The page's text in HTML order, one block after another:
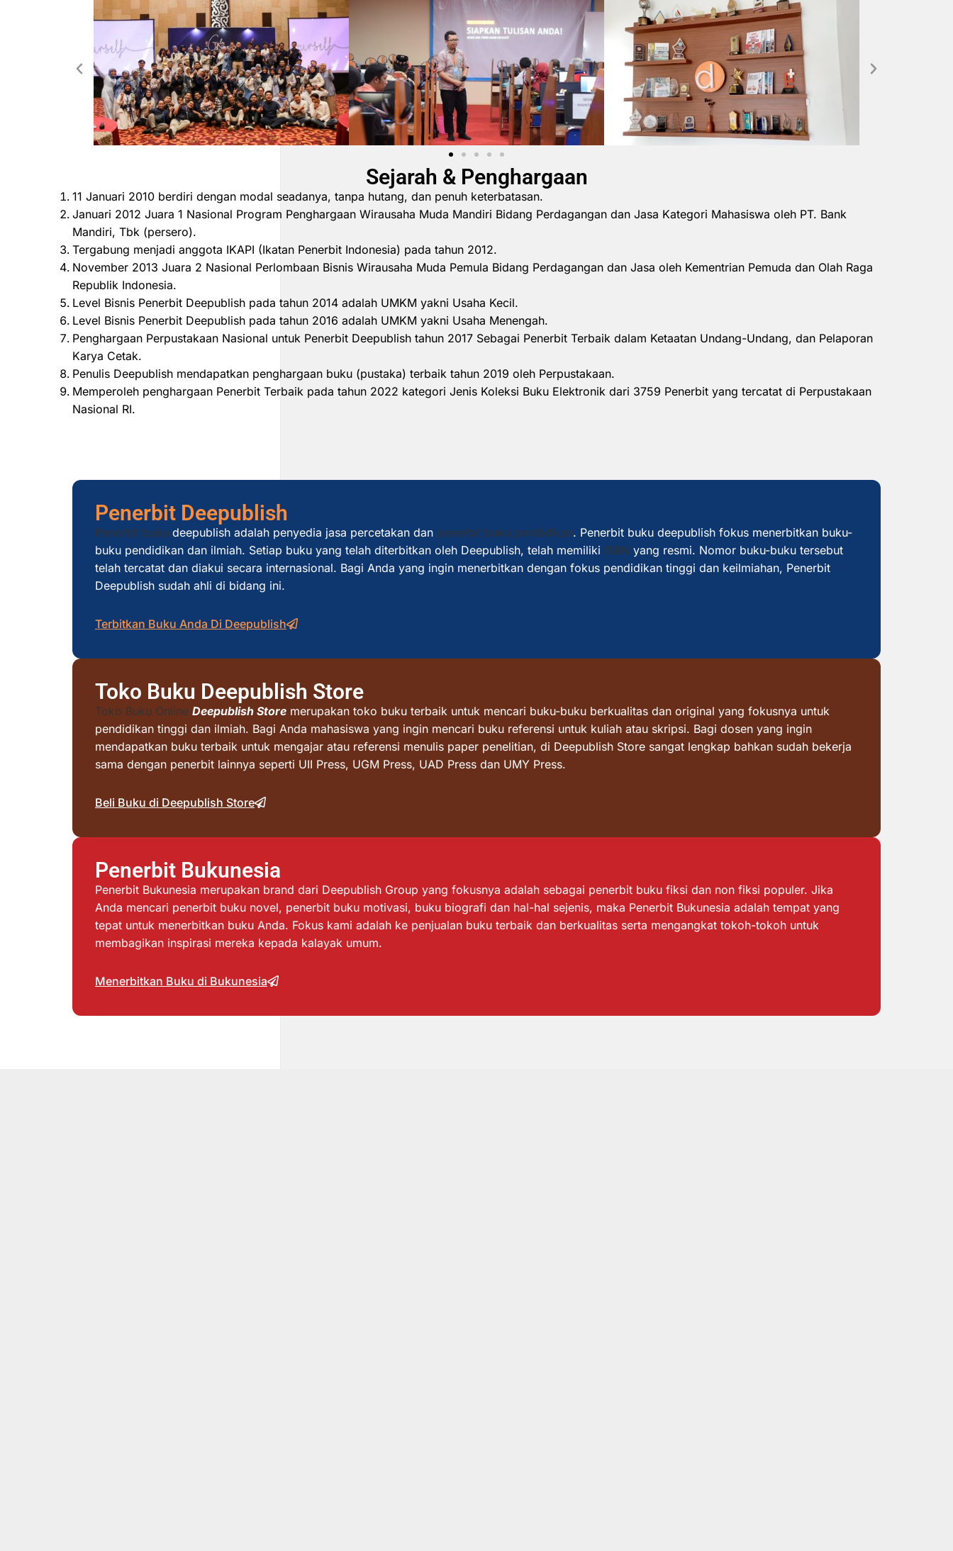
Sejarah & Penghargaan
11 Januari 2010 berdiri dengan modal seadanya, tanpa hutang, dan penuh keterbatasan.
Januari 2012 Juara 1 Nasional Program Penghargaan Wirausaha Muda Mandiri Bidang Perdagangan dan Jasa Kategori Mahasiswa oleh PT. Bank
Mandiri, Tbk (persero).
Tergabung menjadi anggota IKAPI (Ikatan Penerbit Indonesia) pada tahun 2012.
November 2013 Juara 2 Nasional Perlombaan Bisnis Wirausaha Muda Pemula Bidang Perdagangan dan Jasa oleh Kementrian Pemuda dan Olah Raga
Republik Indonesia.
Level Bisnis Penerbit Deepublish pada tahun 2014 adalah UMKM yakni Usaha Kecil.
Level Bisnis Penerbit Deepublish pada tahun 2016 adalah UMKM yakni Usaha Menengah.
Penghargaan Perpustakaan Nasional untuk Penerbit Deepublish tahun 2017 Sebagai Penerbit Terbaik dalam Ketaatan Undang-Undang, dan Pelaporan
Karya Cetak.
Penulis Deepublish mendapatkan penghargaan buku (pustaka) terbaik tahun 2019 oleh Perpustakaan.
Memperoleh penghargaan Penerbit Terbaik pada tahun 2022 kategori Jenis Koleksi Buku Elektronik dari 3759 Penerbit yang tercatat di Perpustakaan
Nasional RI.
Penerbit Deepublish
Penerbit buku deepublish adalah penyedia jasa percetakan dan penerbit buku pendidikan. Penerbit buku deepublish fokus menerbitkan buku-
buku pendidikan dan ilmiah. Setiap buku yang telah diterbitkan oleh Deepublish, telah memiliki ISBN yang resmi. Nomor buku-buku tersebut
telah tercatat dan diakui secara internasional. Bagi Anda yang ingin menerbitkan dengan fokus pendidikan tinggi dan keilmiahan, Penerbit
Deepublish sudah ahli di bidang ini.
Terbitkan Buku Anda Di Deepublish
Toko Buku Deepublish Store
Toko Buku Online Deepublish Store merupakan toko buku terbaik untuk mencari buku-buku berkualitas dan original yang fokusnya untuk
pendidikan tinggi dan ilmiah. Bagi Anda mahasiswa yang ingin mencari buku referensi untuk kuliah atau skripsi. Bagi dosen yang ingin
mendapatkan buku terbaik untuk mengajar atau referensi menulis paper penelitian, di Deepublish Store sangat lengkap bahkan sudah bekerja
sama dengan penerbit lainnya seperti UII Press, UGM Press, UAD Press dan UMY Press.
Beli Buku di Deepublish Store
Penerbit Bukunesia
Penerbit Bukunesia merupakan brand dari Deepublish Group yang fokusnya adalah sebagai penerbit buku fiksi dan non fiksi populer. Jika
Anda mencari penerbit buku novel, penerbit buku motivasi, buku biografi dan hal-hal sejenis, maka Penerbit Bukunesia adalah tempat yang
tepat untuk menerbitkan buku Anda. Fokus kami adalah ke penjualan buku terbaik dan berkualitas serta mengangkat tokoh-tokoh untuk
membagikan inspirasi mereka kepada kalayak umum.
Menerbitkan Buku di Bukunesia